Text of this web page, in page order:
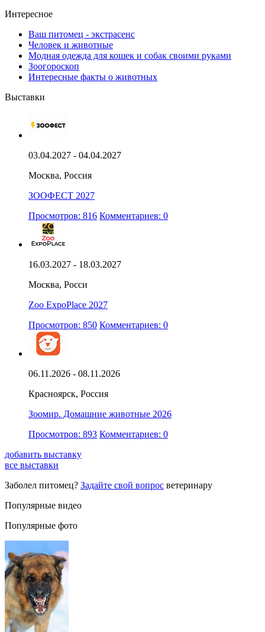
Интересное
Ваш питомец - экстрасенс
Человек и животные
Модная одежда для кошек и собак своими руками
Зоогороскоп
Интересные факты о животных
Выставки
03.04.2027 - 04.04.2027
Москва, Россия
ЗООФЕСТ 2027
Просмотров: 816 Комментариев: 0
16.03.2027 - 18.03.2027
Москва, Росси
Zoo ExpoPlace 2027
Просмотров: 850 Комментариев: 0
06.11.2026 - 08.11.2026
Красноярск, Россия
Зоомир. Домашние животные 2026
Просмотров: 893 Комментариев: 0
добавить выставку
все выставки
Заболел питомец? Задайте свой вопрос ветеринару
Популярные видео
Популярные фото